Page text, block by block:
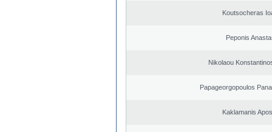
Koutsocheras
Peponis
Nikolaou
Papageorgopoulos
Kaklamanis